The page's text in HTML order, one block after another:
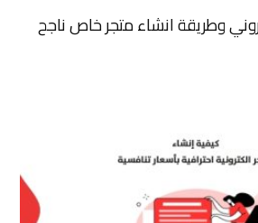
وطريقة انشاء متجر خاص ناجح